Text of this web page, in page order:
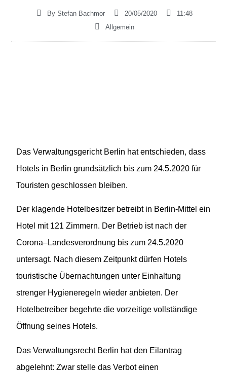
ByStefan Bachmor 20/05/2020
11:48
Allgemein
Das Verwaltungsgericht Berlin hat entschieden, dass
Hotels in Berlin grundsätzlich bis zum 24.5.2020 für
Touristen geschlossen bleiben.
Der klagende Hotelbesitzer betreibt in Berlin-Mittel ein
Hotel mit 121 Zimmern. Der Betrieb ist nach der
Corona–Landesverordnung bis zum 24.5.2020
untersagt. Nach diesem Zeitpunkt dürfen Hotels
touristische Übernachtungen unter Einhaltung
strenger Hygieneregeln wieder anbieten. Der
Hotelbetreiber begehrte die vorzeitige vollständige
Öffnung seines Hotels.
Das Verwaltungsrecht Berlin hat den Eilantrag
abgelehnt: Zwar stelle das Verbot einen